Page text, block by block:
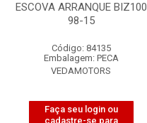
ESCOVA ARRANQUE BIZ100
98-15
Código: 84135
Embalagem: PECA
VEDAMOTORS
Faça seu login ou
cadastre-se para